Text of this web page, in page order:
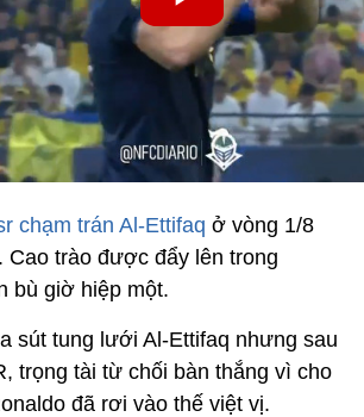
chạm trán Al-Ettifaq ở vòng 1/8
Cao trào được đẩy lên trong
bù giờ hiệp một.
sút tung lưới Al-Ettifaq nhưng sau
trọng tài từ chối bàn thắng vì cho
đã rơi vào thế việt vị.